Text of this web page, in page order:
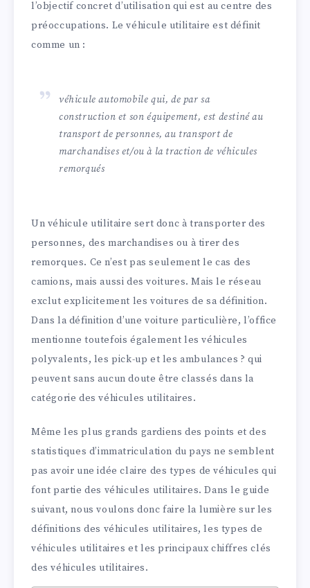
l’objectif concret d’utilisation qui est au centre des
préoccupations. Le véhicule utilitaire est définit
comme un :
véhicule automobile qui, de par sa
construction et son équipement, est destiné au
transport de personnes, au transport de
marchandises et/ou à la traction de véhicules
remorqués
Un véhicule utilitaire sert donc à transporter des
personnes, des marchandises ou à tirer des
remorques. Ce n’est pas seulement le cas des
camions, mais aussi des voitures. Mais le réseau
exclut explicitement les voitures de sa définition.
Dans la définition d’une voiture particulière, l’office
mentionne toutefois également les véhicules
polyvalents, les pick-up et les ambulances ? qui
peuvent sans aucun doute être classés dans la
catégorie des véhicules utilitaires.
Même les plus grands gardiens des points et des
statistiques d’immatriculation du pays ne semblent
pas avoir une idée claire des types de véhicules qui
font partie des véhicules utilitaires. Dans le guide
suivant, nous voulons donc faire la lumière sur les
définitions des véhicules utilitaires, les types de
véhicules utilitaires et les principaux chiffres clés
des véhicules utilitaires.